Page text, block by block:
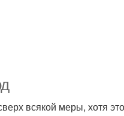
всякой меры, хотя